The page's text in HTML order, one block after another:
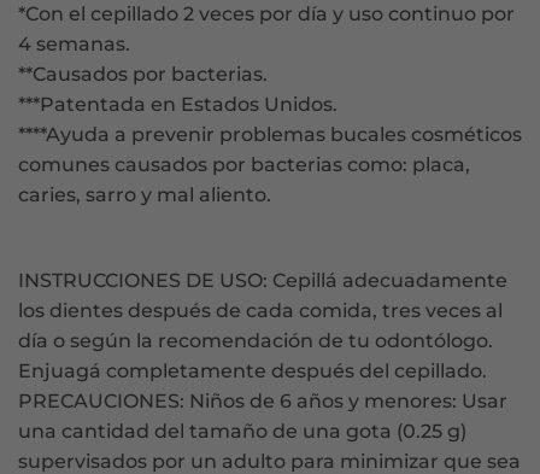
*Con el cepillado 2 veces por día y uso continuo por
4 semanas.
**Causados por bacterias.
***Patentada en Estados Unidos.
****Ayuda a prevenir problemas bucales cosméticos
comunes causados por bacterias como: placa,
caries, sarro y mal aliento.
INSTRUCCIONES DE USO: Cepillá adecuadamente
los dientes después de cada comida, tres veces al
día o según la recomendación de tu odontólogo.
Enjuagá completamente después del cepillado.
PRECAUCIONES: Niños de 6 años y menores: Usar
una cantidad del tamaño de una gota (0.25 g)
supervisados por un adulto para minimizar que sea